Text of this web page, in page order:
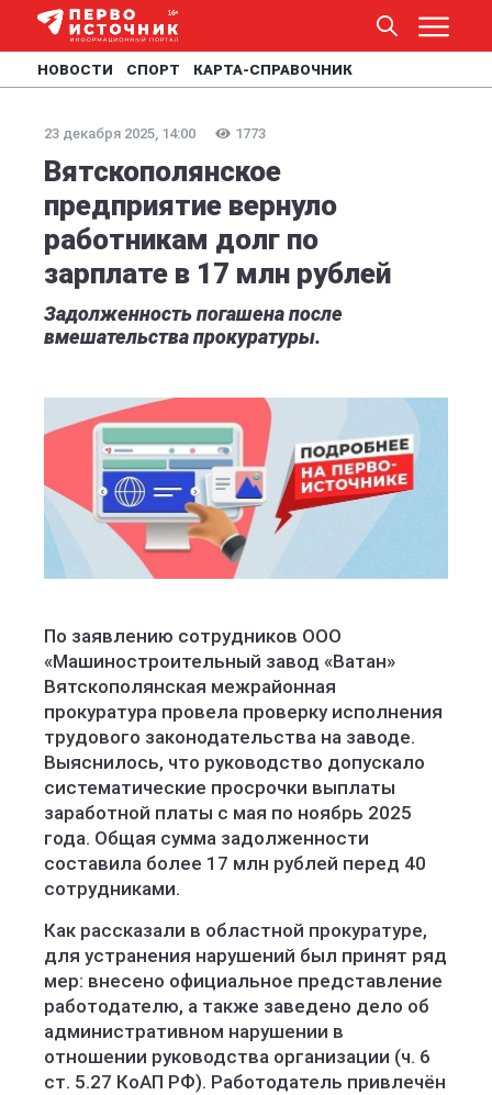
НОВОСТИ СПОРТ КАРТА-СПРАВОЧНИК
23 декабря 2025, 14:00 1773
Вятскополянское
предприятие вернуло
работникам долг по
зарплате в 17 млн рублей
Задолженность погашена после
вмешательства прокуратуры.
По заявлению сотрудников ООО
«Машиностроительный завод «Ватан»
Вятскополянская межрайонная
прокуратура провела проверку исполнения
трудового законодательства на заводе.
Выяснилось, что руководство допускало
систематические просрочки выплаты
заработной платы с мая по ноябрь 2025
года. Общая сумма задолженности
составила более 17 млн рублей перед 40
сотрудниками.
Как рассказали в областной прокуратуре,
для устранения нарушений был принят ряд
мер: внесено официальное представление
работодателю, а также заведено дело об
административном нарушении в
отношении руководства организации (ч. 6
ст. 5.27 КоАП РФ). Работодатель привлечён